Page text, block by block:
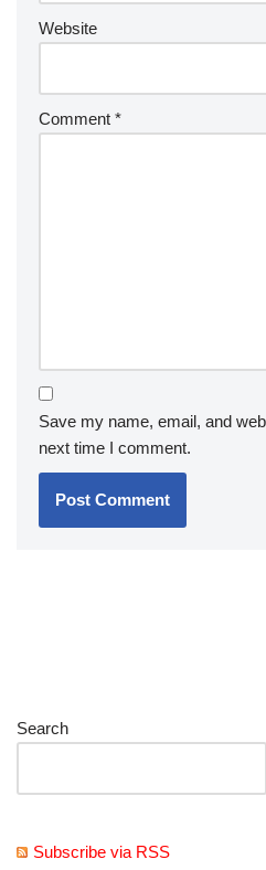
Website
Comment *
Save my name, email, and
next time I comment.
Search
Subscribe via RSS